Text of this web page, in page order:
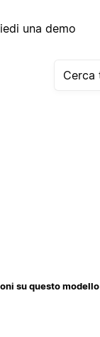
una demo
su questo modello